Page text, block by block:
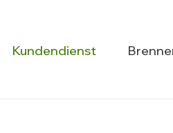
Kundendienst